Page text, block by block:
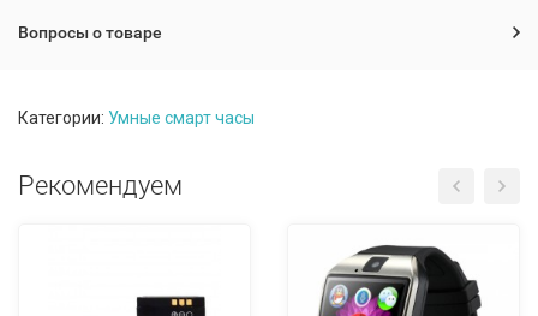
Вопросы о товаре
Категории: Умные смарт часы
Рекомендуем